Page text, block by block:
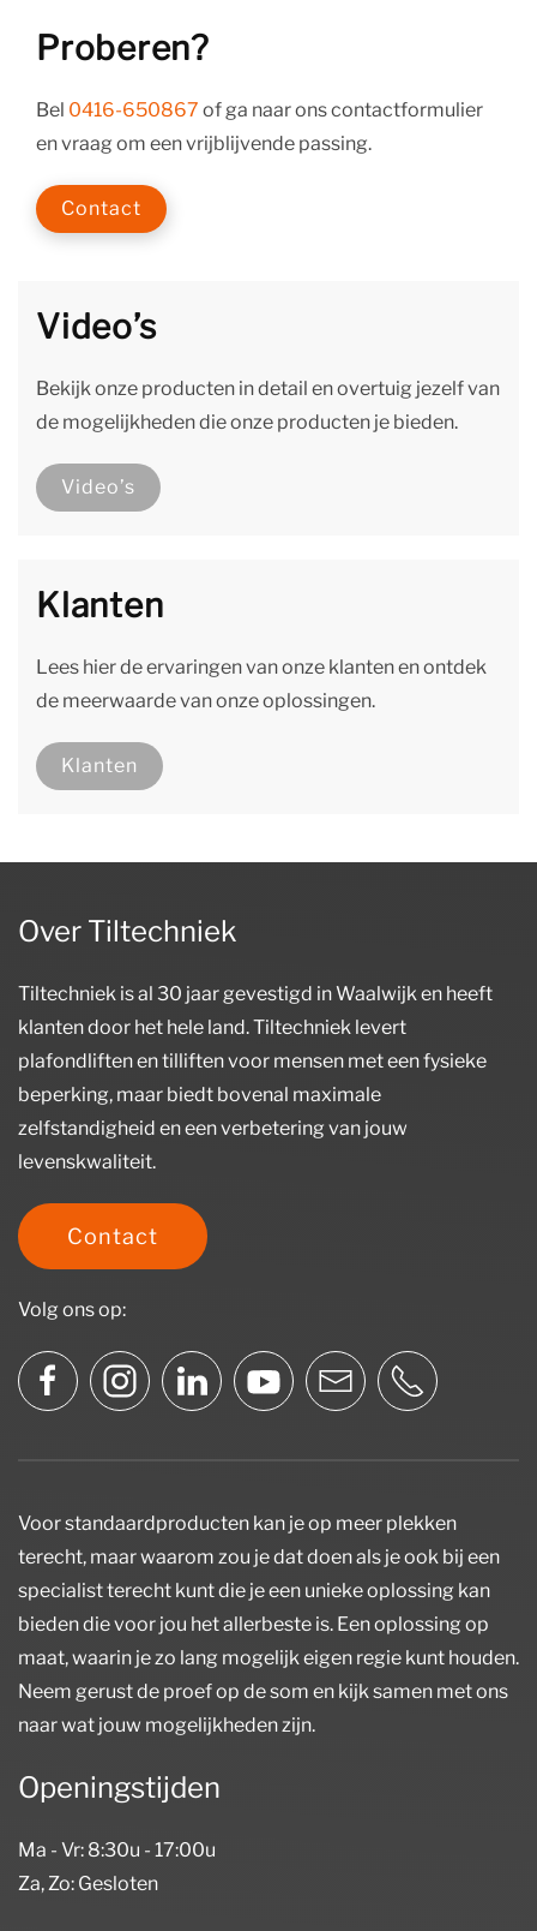
Proberen?
Bel 0416-650867 of ga naar ons contactformulier
en vraag om een vrijblijvende passing.
Contact
Video’s
Bekijk onze producten in detail en overtuig jezelf van
de mogelijkheden die onze producten je bieden.
Video’s
Klanten
Lees hier de ervaringen van onze klanten en ontdek
de meerwaarde van onze oplossingen.
Klanten
Over Tiltechniek
Tiltechniek is al 30 jaar gevestigd in Waalwijk en heeft
klanten door het hele land. Tiltechniek levert
plafondliften en tilliften voor mensen met een fysieke
beperking, maar biedt bovenal maximale
zelfstandigheid en een verbetering van jouw
levenskwaliteit.
Contact
Volg ons op:
Voor standaardproducten kan je op meer plekken
terecht, maar waarom zou je dat doen als je ook bij een
specialist terecht kunt die je een unieke oplossing kan
bieden die voor jou het allerbeste is. Een oplossing op
maat, waarin je zo lang mogelijk eigen regie kunt houden.
Neem gerust de proef op de som en kijk samen met ons
naar wat jouw mogelijkheden zijn.
Openingstijden
Ma - Vr: 8:30u - 17:00u
Za, Zo: Gesloten